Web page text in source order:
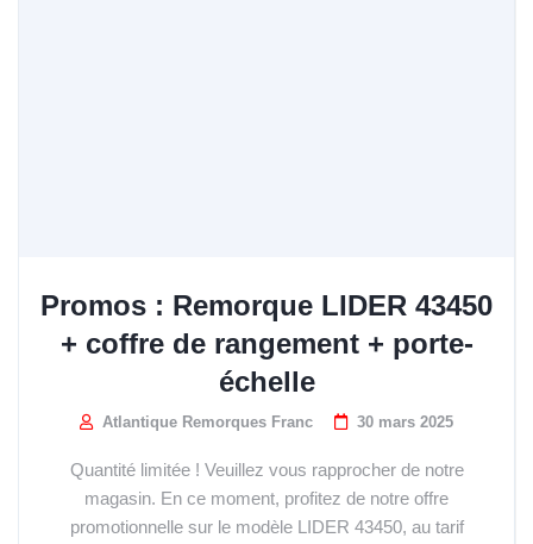
Promos : Remorque LIDER 43450
+ coffre de rangement + porte-
échelle
Atlantique Remorques Franc 30 mars 2025
Quantité limitée ! Veuillez vous rapprocher de notre
magasin. En ce moment, profitez de notre offre
promotionnelle sur le modèle LIDER 43450, au tarif